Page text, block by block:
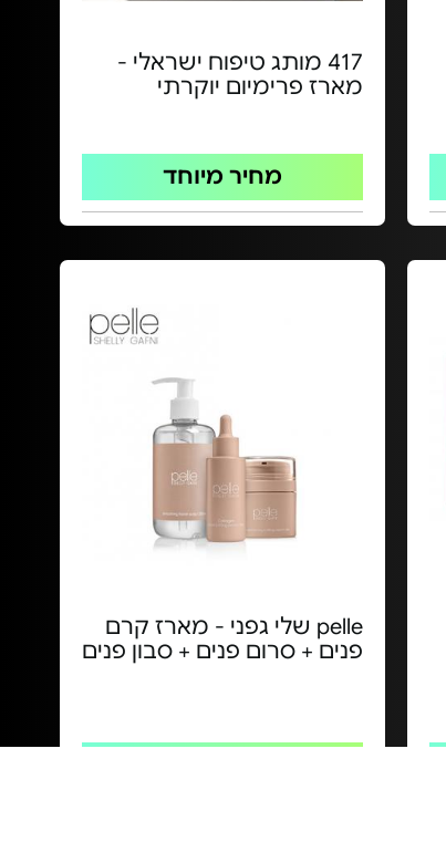
417 מותג טיפוח ישראלי -
מארז פרימיום יוקרתי
מחיר מיוחד
pelle שלי גפני - מארז קרם
פנים + סרום פנים + סבון פנים